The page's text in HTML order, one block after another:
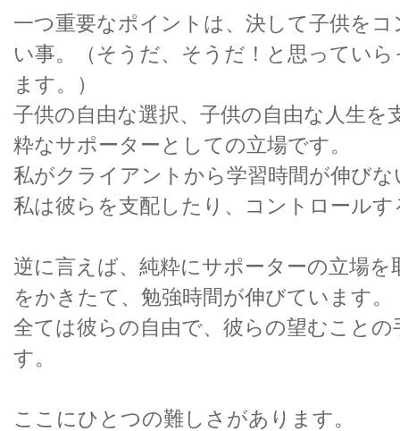
一つ重要なポイントは、決して子供を
い事。（そうだ、そうだ！と思ってい
ます。）
子供の自由な選択、子供の自由な人生を
粋なサポーターとしての立場です。
私がクライアントから学習時間が伸び
私は彼らを支配したり、コントロール
逆に言えば、純粋にサポーターの立場
をかきたて、勉強時間が伸びています。
全ては彼らの自由で、彼らの望むこと
す。
ここにひとつの難しさがあります。